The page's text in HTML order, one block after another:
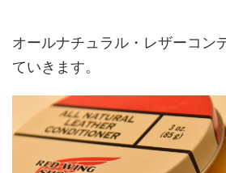
オールナチュラル・レザーコン
ていきます。